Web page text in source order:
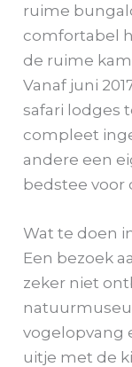
ruime
comfortabel
de ruime
Vanaf juni
safari lodges
compleet
andere een
bedstee voor
Wat te doen
Een bezoek
zeker niet
vogelopvang
uitje met de